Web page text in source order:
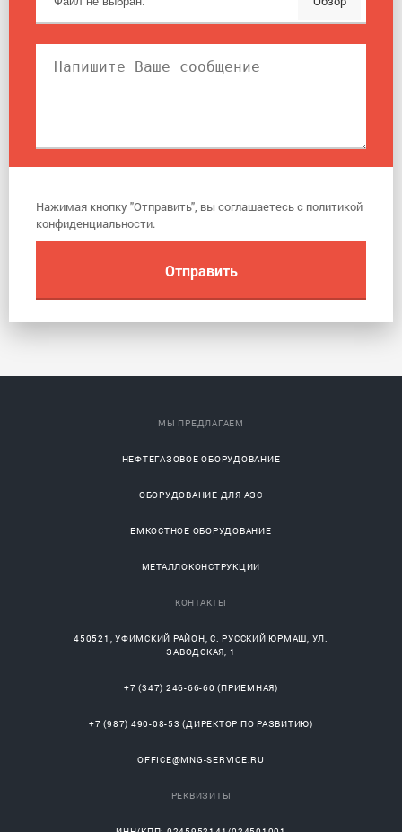
Нажимая кнопку "Отправить", вы соглашаетесь с политикой
конфиденциальности.
МЫ ПРЕДЛАГАЕМ
НЕФТЕГАЗОВОЕ ОБОРУДОВАНИЕ
ОБОРУДОВАНИЕ ДЛЯ АЗС
ЕМКОСТНОЕ ОБОРУДОВАНИЕ
МЕТАЛЛОКОНСТРУКЦИИ
КОНТАКТЫ
450521 ,УФИМСКИЙ РАЙОН, С.РУССКИЙ ЮРМАШ, УЛ.
ЗАВОДСКАЯ, 1
+7 (347) 246-66-60 (ПРИЕМНАЯ)
+7 (987) 490-08-53 (ДИРЕКТОР ПО РАЗВИТИЮ)
OFFICE@MNG-SERVICE.RU
РЕКВИЗИТЫ